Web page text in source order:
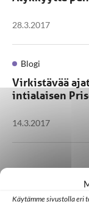
Käytämme sivustolla eri
28.3.2017
Blogi
Virkistävää
intialaisen
14.3.2017